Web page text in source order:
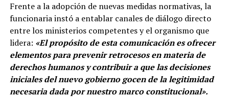
Frente a la adopción de nuevas medidas normativas, la
funcionaria instó a entablar canales de diálogo directo
entre los ministerios competentes y el organismo que
lidera: «El propósito de esta comunicación es ofrecer
elementos para prevenir retrocesos en materia de
derechos humanos y contribuir a que las decisiones
iniciales del nuevo gobierno gocen de la legitimidad
necesaria dada por nuestro marco constitucional».